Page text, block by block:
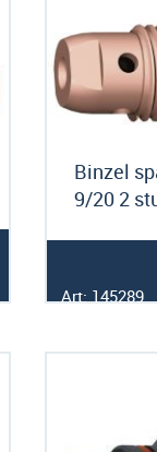
Binzel
9/20 2
Art: 145289